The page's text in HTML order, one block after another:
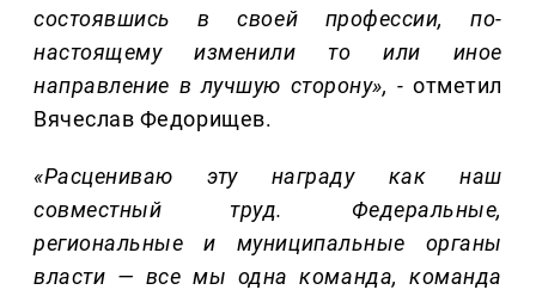
состоявшись в своей профессии, по-
настоящему изменили то или иное
направление в лучшую сторону», -отметил
Вячеслав Федорищев.
«Расцениваю эту награду как наш
совместный труд. Федеральные,
региональные и муниципальные органы
власти — все мы одна команда, команда